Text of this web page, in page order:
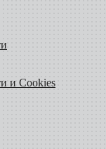
и Cookies